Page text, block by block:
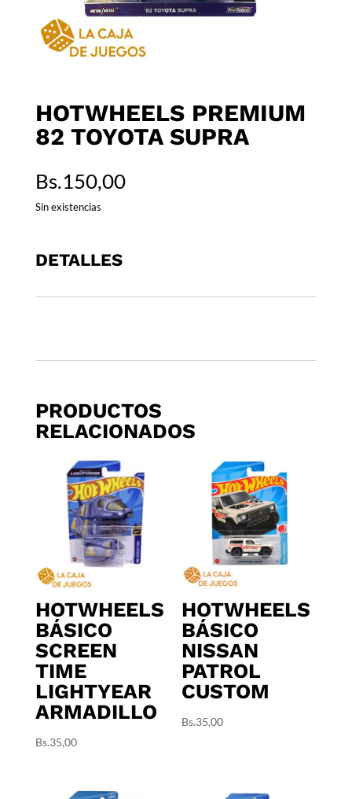
HOTWHEELS PREMIUM
82 TOYOTA SUPRA
Bs.150,00
Sin existencias
DETALLES
PRODUCTOS
RELACIONADOS
HOTWHEELS
BÁSICO
SCREEN
TIME
LIGHTYEAR
ARMADILLO
Bs.35,00
HOTWHEELS
BÁSICO
NISSAN
PATROL
CUSTOM
Bs.35,00